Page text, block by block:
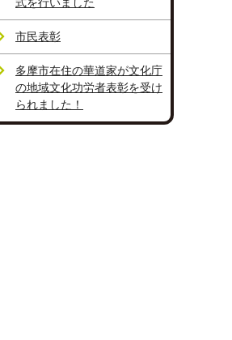
市民表彰
多摩市在住の華道家が文化庁
の地域文化功労者表彰を受け
られました！